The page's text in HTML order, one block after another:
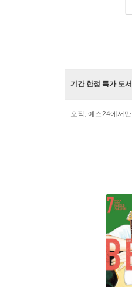
기간 한정 특가 도서
오직, 예스24에서만